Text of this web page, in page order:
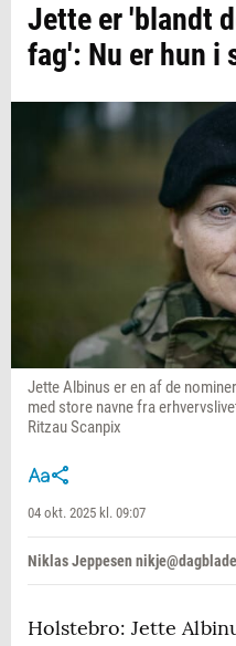
Jette er 'blandt
fag': Nu er hun
Jette Albinus er en af de
med store navne fra
Ritzau Scanpix
04 okt. 2025 kl. 09:07
Niklas Jeppesen
Holstebro: Jette